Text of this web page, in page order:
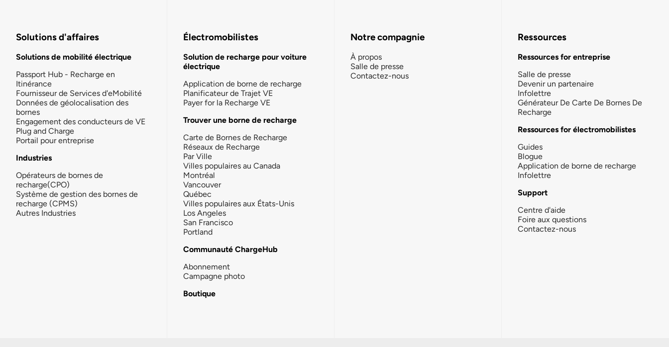
Solutions d'affaires
Solutions de mobilité électrique
Passport Hub - Recharge en
Itinérance
Fournisseur de Services d'eMobilité
Données de géolocalisation des
bornes
Engagement des conducteurs de VE
Plug and Charge
Portail pour entreprise
Industries
Opérateurs de bornes de
recharge(CPO)
Système de gestion des bornes de
recharge (CPMS)
Autres Industries
Électromobilistes
Solution de recharge pour voiture
électrique
Application de borne de recharge
Planificateur de Trajet VE
Payer for la Recharge VE
Trouver une borne de recharge
Carte de Bornes de Recharge
Réseaux de Recharge
Par Ville
Villes populaires au Canada
Montréal
Vancouver
Québec
Villes populaires aux États-Unis
Los Angeles
San Francisco
Portland
Communauté ChargeHub
Abonnement
Campagne photo
Boutique
Notre compagnie
À propos
Salle de presse
Contactez-nous
Ressources
Ressources for entreprise
Salle de presse
Devenir un partenaire
Infolettre
Générateur De Carte De Bornes De
Recharge
Ressources for électromobilistes
Guides
Blogue
Application de borne de recharge
Infolettre
Support
Centre d'aide
Foire aux questions
Contactez-nous